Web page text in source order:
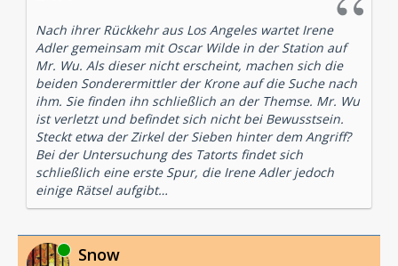
Nach ihrer Rückkehr aus Los Angeles wartet Irene
Adler gemeinsam mit Oscar Wilde in der Station auf
Mr. Wu. Als dieser nicht erscheint, machen sich die
beiden Sonderermittler der Krone auf die Suche nach
ihm. Sie finden ihn schließlich an der Themse. Mr. Wu
ist verletzt und befindet sich nicht bei Bewusstsein.
Steckt etwa der Zirkel der Sieben hinter dem Angriff?
Bei der Untersuchung des Tatorts findet sich
schließlich eine erste Spur, die Irene Adler jedoch
einige Rätsel aufgibt…
Online Snow